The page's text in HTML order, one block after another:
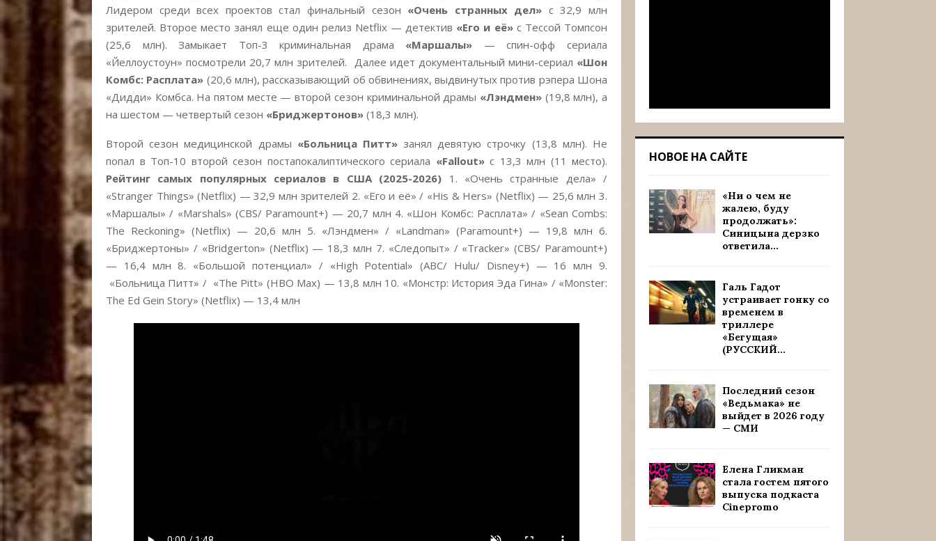
Лидером среди всех проектов стал финальный сезон «Очень странных дел» с 32,9 млн
зрителей. Второе место занял еще один релиз Netflix — детектив «Его и её» с Тессой Томпсон
(25,6 млн). Замыкает Топ-3 криминальная драма «Маршалы» — спин-офф сериала
«Йеллоустоун» посмотрели 20,7 млн зрителей. Далее идет документальный мини-сериал «Шон
Комбс: Расплата» (20,6 млн), рассказывающий об обвинениях, выдвинутых против рэпера Шона
«Дидди» Комбса. На пятом месте — второй сезон криминальной драмы «Лэндмен» (19,8 млн), а
на шестом — четвертый сезон «Бриджертонов» (18,3 млн).
Второй сезон медицинской драмы «Больница Питт»занял девятую строчку (13,8 млн). Не
попал в Топ-10 второй сезон постапокалиптического сериала «Fallout» с 13,3 млн (11 место).
Рейтинг самых популярных сериалов в США (2025-2026) 1. «Очень странные дела» /
«Stranger Things» (Netflix) — 32,9 млн зрителей 2. «Его и её» / «His & Hers» (Netflix) — 25,6 млн 3.
«Маршалы» / «Marshals» (CBS/ Paramount+) — 20,7 млн 4. «Шон Комбс: Расплата» / «Sean Combs:
The Reckoning» (Netflix) — 20,6 млн 5. «Лэндмен» / «Landman» (Paramount+) — 19,8 млн 6.
«Бриджертоны» / «Bridgerton» (Netflix) — 18,3 млн 7. «Следопыт» / «Tracker» (CBS/ Paramount+)
— 16,4 млн 8. «Большой потенциал» / «High Potential» (ABC/ Hulu/ Disney+) — 16 млн 9.
«Больница Питт» / «The Pitt» (HBO Max) — 13,8 млн 10. «Монстр: История Эда Гина» / «Monster:
The Ed Gein Story» (Netflix) — 13,4 млн
НОВОЕ НА САЙТЕ
«Ни о чем не
жалею, буду
продолжать»:
Синицына дерзко
ответила...
Галь Гадот
устраивает гонку со
временем в
триллере
«Бегущая»
(РУССКИЙ...
Последний сезон
«Ведьмака» не
выйдет в 2026 году
— СМИ
Елена Гликман
стала гостем пятого
выпуска подкаста
Cinepromo